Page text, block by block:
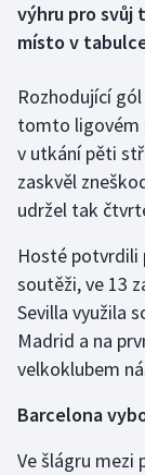
Florbal
Golf
Gymnastika
Jezdectví
Judo
Lezení
výhru pro svůj
místo v
Rozhodující
tomto ligovém
v utkání pěti
zaskvěl
udržel tak
Hosté potvrdili
soutěži, ve 13
Sevilla využila
Madrid a na
velkoklubem
Barcelona
Ve šlágru mezi